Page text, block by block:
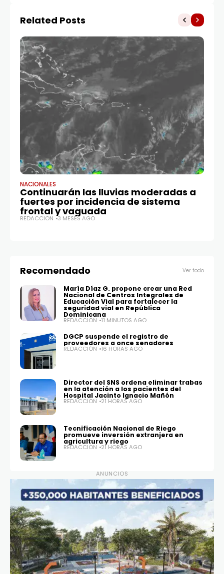
Related Posts
NACIONALES
Continuarán las lluvias moderadas a
fuertes por incidencia de sistema
frontal y vaguada
REDACCIÓN 3 MESES AGO
Recomendado Ver todo
María Díaz G. propone crear una Red
Nacional de Centros Integrales de
Educación Vial para fortalecer la
seguridad vial en República
Dominicana
REDACCIÓN 11 MINUTOS AGO
DGCP suspende el registro de
proveedores a once senadores
REDACCIÓN 16 HORAS AGO
Director del SNS ordena eliminar trabas
en la atención a los pacientes del
Hospital Jacinto Ignacio Mañón
REDACCIÓN 21 HORAS AGO
Tecnificación Nacional de Riego
promueve inversión extranjera en
agricultura y riego
REDACCIÓN 21 HORAS AGO
ANUNCIOS